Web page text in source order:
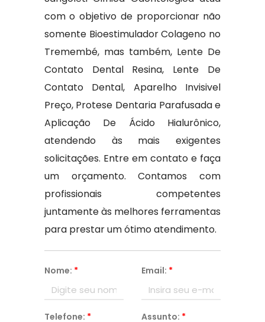
com o objetivo de proporcionar não
somente Bioestimulador Colageno no
Tremembé, mas também, Lente De
Contato Dental Resina, Lente De
Contato Dental, Aparelho Invisivel
Preço, Protese Dentaria Parafusada e
Aplicação De Ácido Hialurônico,
atendendo às mais exigentes
solicitações. Entre em contato e faça
um orçamento. Contamos com
profissionais competentes
juntamente às melhores ferramentas
para prestar um ótimo atendimento.
Nome: * Email: *
Telefone: * Assunto: *